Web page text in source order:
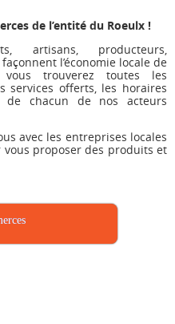
de l’entité du Roeulx !
artisans, producteurs,
l’économie locale de
trouverez toutes les
services offerts, les horaires
de chacun de nos acteurs
avec les entreprises locales
proposer des produits et